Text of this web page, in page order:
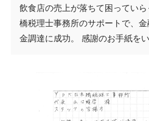
飲食店の売上が落ちて困ってい
橋税理士事務所のサポートで、
金調達に成功。 感謝のお手紙を